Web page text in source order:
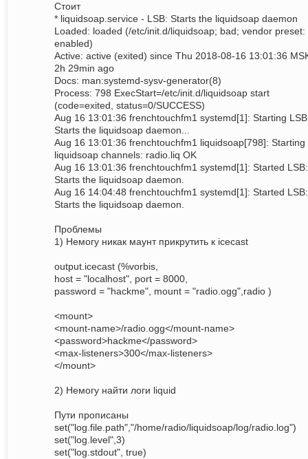
Стоит
* liquidsoap.service - LSB: Starts the liquidsoap daemon
Loaded: loaded (/etc/init.d/liquidsoap; bad; vendor preset:
enabled)
Active: active (exited) since Thu 2018-08-16 13:01:36
2h 29min ago
Docs: man:systemd-sysv-generator(8)
Process: 798 ExecStart=/etc/init.d/liquidsoap start
(code=exited, status=0/SUCCESS)
Aug 16 13:01:36 frenchtouchfm1 systemd[1]: Starting
Starts the liquidsoap daemon...
Aug 16 13:01:36 frenchtouchfm1 liquidsoap[798]: Starting
liquidsoap channels: radio.liq OK
Aug 16 13:01:36 frenchtouchfm1 systemd[1]: Started LSB:
Starts the liquidsoap daemon.
Aug 16 14:04:48 frenchtouchfm1 systemd[1]: Started LSB:
Starts the liquidsoap daemon.
Проблемы
1) Немогу никак маунт прикрутить к icecast
output.icecast (%vorbis,
host = "localhost", port = 8000,
password = "hackme", mount = "radio.ogg",radio )
<mount>
<mount-name>/radio.ogg</mount-name>
<password>hackme</password>
<max-listeners>300</max-listeners>
</mount>
2) Немогу найти логи liquid
Пути прописаны
set("log.file.path","/home/radio/liquidsoap/log/radio.log")
set("log.level",3)
set("log.stdout", true)